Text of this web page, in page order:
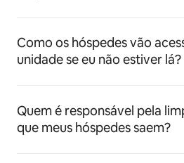
Como os hóspedes vão
unidade se eu não estiver lá?
Quem é responsável pela
que meus hóspedes saem?